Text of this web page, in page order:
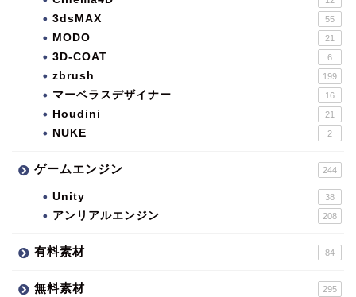
3dsMAX 55
MODO 21
3D-COAT 6
zbrush 199
マーベラスデザイナー 16
Houdini 21
NUKE 2
ゲームエンジン 244
Unity 38
アンリアルエンジン 208
有料素材 84
無料素材 295